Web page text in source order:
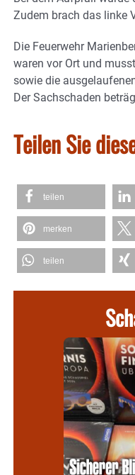
Zudem brach das linke
Die Feuerwehr
waren vor Ort und
sowie die
Der Sachschaden
Teilen Sie
teilen
merken
teilen